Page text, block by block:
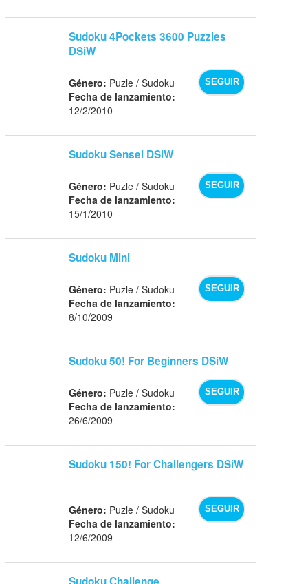
Sudoku 4Pockets 3600 Puzzles
DSiW
SEGUIR
Género: Puzle / Sudoku
Fecha de lanzamiento:
12/2/2010
Sudoku Sensei DSiW
SEGUIR
Género: Puzle / Sudoku
Fecha de lanzamiento:
15/1/2010
Sudoku Mini
SEGUIR
Género: Puzle / Sudoku
Fecha de lanzamiento:
8/10/2009
Sudoku 50! For Beginners DSiW
SEGUIR
Género: Puzle / Sudoku
Fecha de lanzamiento:
26/6/2009
Sudoku 150! For Challengers DSiW
SEGUIR
Género: Puzle / Sudoku
Fecha de lanzamiento:
12/6/2009